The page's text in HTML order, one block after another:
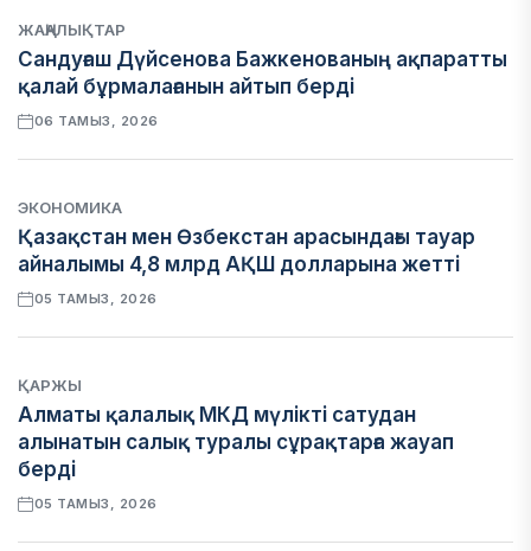
ЖАҢАЛЫҚТАР
Сандуғаш Дүйсенова Бажкенованың ақпаратты
қалай бұрмалағанын айтып берді
06 ТАМЫЗ, 2026
ЭКОНОМИКА
Қазақстан мен Өзбекстан арасындағы тауар
айналымы 4,8 млрд АҚШ долларына жетті
05 ТАМЫЗ, 2026
ҚАРЖЫ
Алматы қалалық МКД мүлікті сатудан
алынатын салық туралы сұрақтарға жауап
берді
05 ТАМЫЗ, 2026